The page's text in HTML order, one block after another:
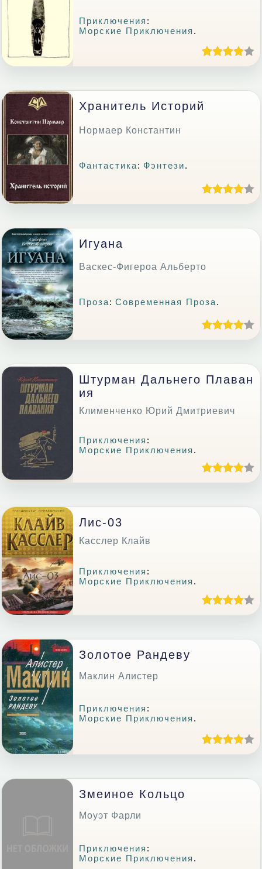
Приключения :
Морские Приключения .
Хранитель Историй
Нормаер Константин
Фантастика: Фэнтези.
Игуана
Васкес-Фигероа Альберто
Проза:Современная Проза.
Штурман Дальнего Плаван
Ия
Клименченко Юрий Дмитриевич
Приключения :
Морские Приключения .
Лис-03
Касслер Клайв
Приключения :
Морские Приключения .
Золотое Рандеву
Маклин Алистер
Приключения :
Морские Приключения .
Змеиное Кольцо
Моуэт Фарли
Приключения :
Морские Приключения .